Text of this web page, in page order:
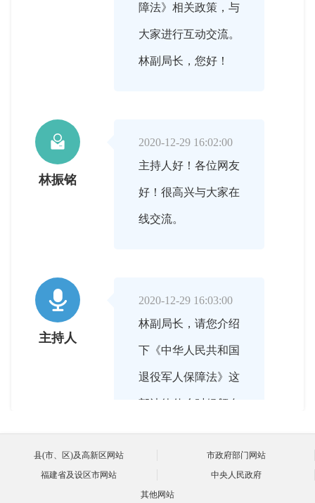
障法》相关政策，与
大家进行互动交流。
林副局长，您好！

林振铭
2020-12-29 16:02:00
主持人好！各位网友
好！很高兴与大家在
线交流。

主持人
2020-12-29 16:03:00
林副局长，请您介绍
下《中华人民共和国
退役军人保障法》这
部法律什么时候颁布
县(市、区)及高新区网站
市政府部门网站
福建省及设区市网站
中央人民政府
其他网站